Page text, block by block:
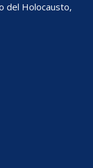
del Holocausto,